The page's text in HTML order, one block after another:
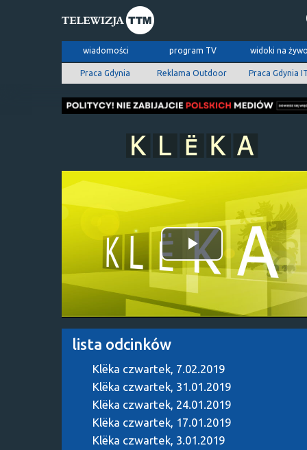
wiadomości program TV widoki na
Praca Gdynia Reklama Outdoor Praca Gdynia
Odtwórz
wideo
lista odcinków
Klëka czwartek, 7.02.2019
Klëka czwartek, 31.01.2019
Klëka czwartek, 24.01.2019
Klëka czwartek, 17.01.2019
Klëka czwartek, 3.01.2019